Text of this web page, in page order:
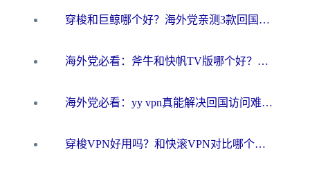
穿梭和巨鲸哪个好？海外党亲测3款回国加速器，教你避开90%的坑
海外党必看：斧牛和快帆TV版哪个好？3分钟选对回国加速器，无缝刷B站、追热剧
海外党必看：yy vpn真能解决回国访问难题？附云极initap测评+免费方案对比
穿梭VPN好用吗？和快滚VPN对比哪个回国效果更好？海外党选回国加速器必看指南